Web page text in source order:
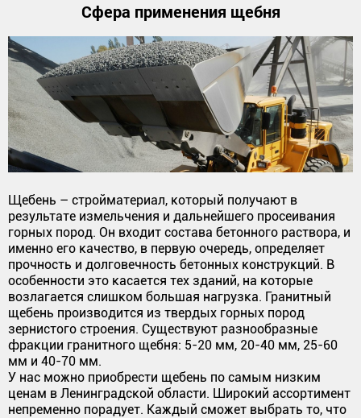
Сфера применения щебня
Щебень – стройматериал, который получают в
результате измельчения и дальнейшего просеивания
горных пород. Он входит состава бетонного раствора, и
именно его качество, в первую очередь, определяет
прочность и долговечность бетонных конструкций. В
особенности это касается тех зданий, на которые
возлагается слишком большая нагрузка. Гранитный
щебень производится из твердых горных пород
зернистого строения. Существуют разнообразные
фракции гранитного щебня: 5-20 мм, 20-40 мм, 25-60
мм и 40-70 мм.
У нас можно приобрести щебень по самым низким
ценам в Ленинградской области. Широкий ассортимент
непременно порадует. Каждый сможет выбрать то, что